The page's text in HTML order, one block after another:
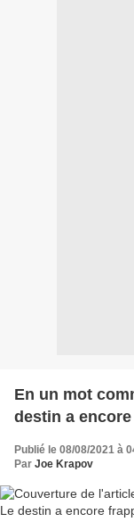
En un mot
destin a
Publié le 08/08/2021 à
Par Joe Krapov